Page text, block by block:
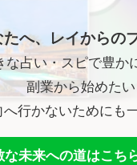
たへ、レイからの
な占い・スピで豊か
副業から始めたい
行かないためにも
な未来への道はこち